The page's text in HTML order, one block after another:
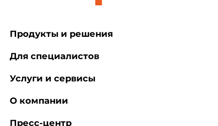
Продукты и решения
Для специалистов
Услуги и сервисы
О компании
Пресс-центр